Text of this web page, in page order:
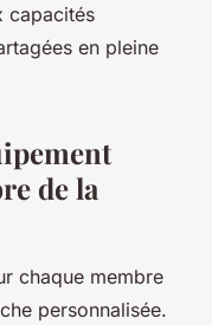
capacités
en pleine
de la
chaque membre
personnalisée.